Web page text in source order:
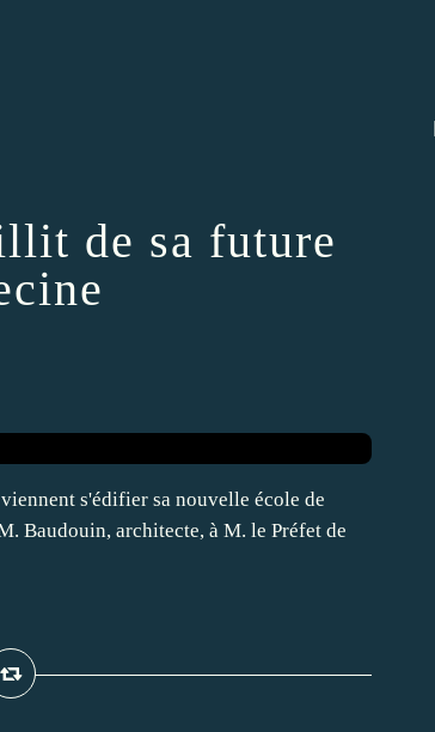
de sa future
s'édifier sa nouvelle école de
Baudouin, architecte, à M. le Préfet de